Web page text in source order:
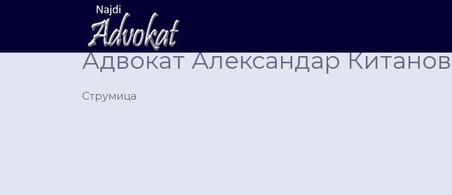
Search
for:
Адвокат Александар Китанов
Струмица